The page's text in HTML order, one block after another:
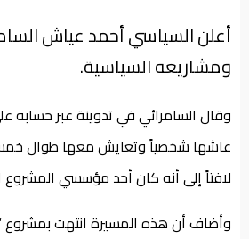
أعلن السياسي أحمد عياش
ومشاريعه السياسية.
وقال السامرائي في تدوينة عبر حسابه
عاشها شخصياً وتعايش معها طوال خمسة
لافتاً إلى أنه كان أحد مؤسسي المشروع
وأضاف أن هذه المسيرة انتهت بمشروع